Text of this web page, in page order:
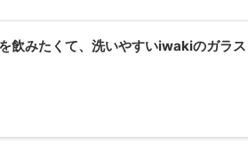
飲みたくて、洗いやすいiwakiのガラス